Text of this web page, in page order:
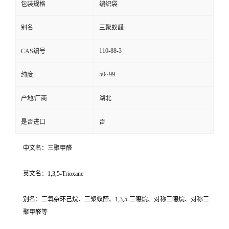
包装规格 编织袋
别名 三聚蚁醛
CAS编号 110-88-3
纯度 50~99
产地/厂商 湖北
是否进口 否
中文名：三聚甲醛
英文名：1,3,5-Trioxane
别名：三氧杂环己烷、三聚蚁醛、1,3,5-三噁烷、对称三噁烷、对称三
聚甲醛等